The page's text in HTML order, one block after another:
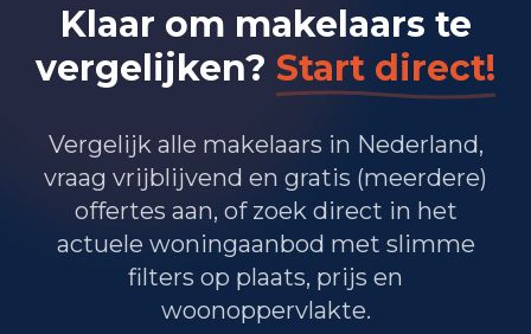
Zakelijke dienstverlening 63.535
Overheid, onderwijs en zorg 32.485
Landbouw, bosbouw en visserij 245
Vervoer, informatie en communicatie
Financiele diensten en onroerendgoed 9.355
Cultuur, recreatie en overige diensten
Klaar om makelaars te
vergelijken? Start direct!
Vergelijk alle makelaars in Nederland,
vraag vrijblijvend en gratis (meerdere)
offertes aan, of zoek direct in het
actuele woningaanbod met slimme
filters op plaats, prijs en
woonoppervlakte.